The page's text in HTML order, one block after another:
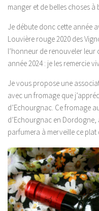
manger et de belles choses
Je débute donc cette année
Louvière rouge 2020 des
l’honneur de renouveler
année 2024 : je les remercie
Je vous propose une
avec un fromage que
d’Echourgnac. Ce fromage
d’Echourgnac en
parfumera à merveille ce